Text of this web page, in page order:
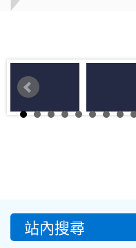
::: 站內搜尋